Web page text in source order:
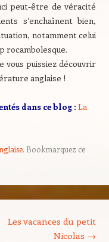
peut-être de véracité
s’enchaînent bien,
notamment celui
rocambolesque.
vous puissiez découvrir
anglaise !
dans ce blog : La
. Bookmarquez ce
Les vacances du petit
Nicolas →